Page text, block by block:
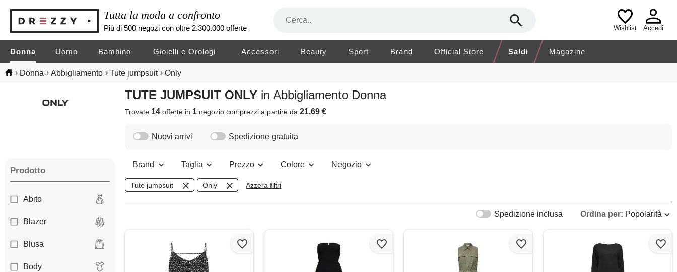
Tutta la moda a confronto
Più di 500 negozi con oltre 2.300.000 offerte Wishlist Accedi
Donna Uomo Bambino Gioielli e Orologi Accessori Beauty Sport Brand Official Store Saldi Magazine
› Donna › Abbigliamento › Tute jumpsuit › Only
TUTE JUMPSUIT ONLY in Abbigliamento Donna
Trovate 14 offerte in 1 negoziocon prezzi a partire da21,69 €
Prodotto
Abito
Blazer
Blusa
Body
Nuovi arrivi Spedizione gratuita
Brand Taglia Prezzo Colore Negozio
Tute jumpsuit Only Azzera filtri
Ordina per: Popolarità
Spedizione inclusa